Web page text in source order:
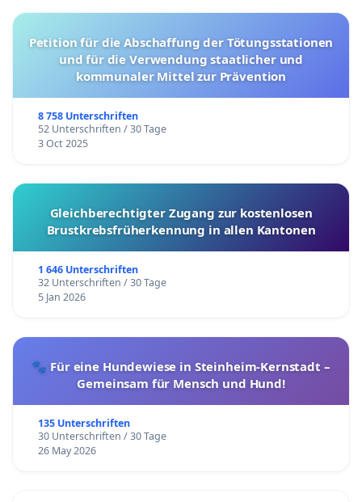
Petition für die Abschaffung der Tötungsstationen
und für die Verwendung staatlicher und
kommunaler Mittel zur Prävention
8 758 Unterschriften
52 Unterschriften / 30 Tage
3 Oct 2025
Gleichberechtigter Zugang zur kostenlosen
Brustkrebsfrüherkennung in allen Kantonen
1 646 Unterschriften
32 Unterschriften / 30 Tage
5 Jan 2026
🐾 Für eine Hundewiese in Steinheim-Kernstadt –
Gemeinsam für Mensch und Hund!
135 Unterschriften
30 Unterschriften / 30 Tage
26 May 2026